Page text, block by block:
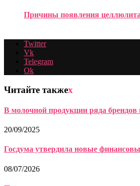
Причины появления целлюлита
Twitter
Vk
Telegram
Ok
Читайте такжеx
В молочной продукции ряда
20/09/2025
Госдума утвердила новые
08/07/2026